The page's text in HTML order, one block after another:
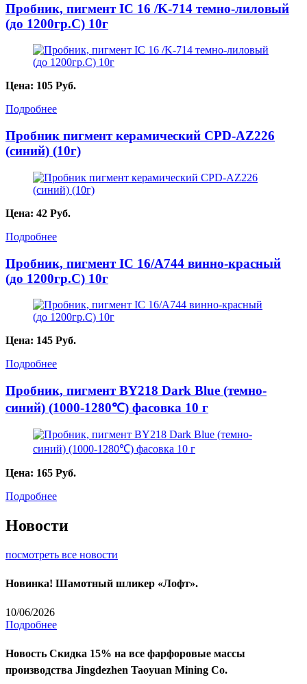
Пробник, пигмент IC 16 /K-714 темно-лиловый
(до 1200гр.С) 10г
Цена: 105 Руб.
Подробнее
Пробник пигмент керамический CPD-AZ226
(синий) (10г)
Цена: 42 Руб.
Подробнее
Пробник, пигмент IC 16/A744 винно-красный
(до 1200гр.С) 10г
Цена: 145 Руб.
Подробнее
Пробник, пигмент BY218 Dark Blue (темно-
синий) (1000-1280℃) фасовка 10 г
Цена: 165 Руб.
Подробнее
Новости
посмотреть все новости
Новинка! Шамотный шликер «Лофт».
10/06/2026
Подробнее
Новость Скидка 15% на все фарфоровые массы
производства Jingdezhen Taoyuan Mining Co.